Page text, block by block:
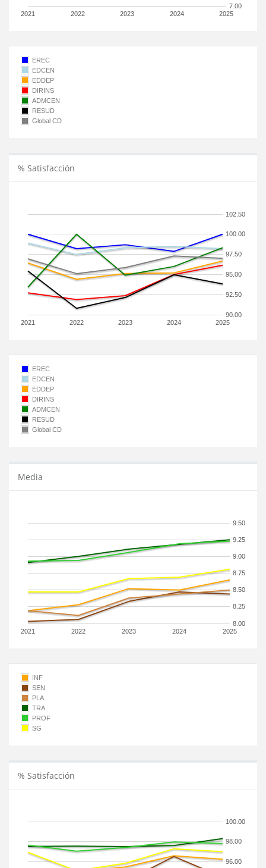
2021 2022 2023 2024 2025
7.00
EREC
EDCEN
EDDEP
DIRINS
ADMCEN
RESUD
Global CD
% Satisfacción
2021 2022 2023 2024 2025
90.00
92.50
95.00
97.50
100.00
102.50
EREC
EDCEN
EDDEP
DIRINS
ADMCEN
RESUD
Global CD
Media
2021 2022 2023 2024 2025
8.00
8.25
8.50
8.75
9.00
9.25
9.50
INF
SEN
PLA
TRA
PROF
SG
% Satisfacción
96.00
98.00
100.00